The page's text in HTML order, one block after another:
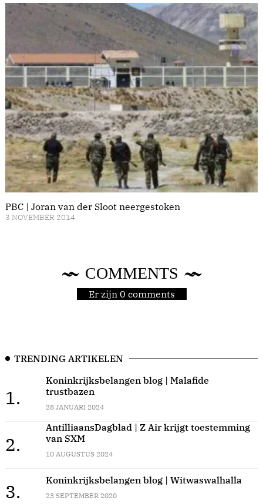
PBC | Joran van der Sloot neergestoken
3 NOVEMBER 2014
COMMENTS
Er zijn 0 comments
TRENDING ARTIKELEN
1.
Koninkrijksbelangen blog | Malafide
trustbazen
28 JANUARI 2024
2.
AntilliaansDagblad | Z Air krijgt toestemming
van SXM
10 AUGUSTUS 2024
3.
Koninkrijksbelangen blog | Witwaswalhalla
23 SEPTEMBER 2020